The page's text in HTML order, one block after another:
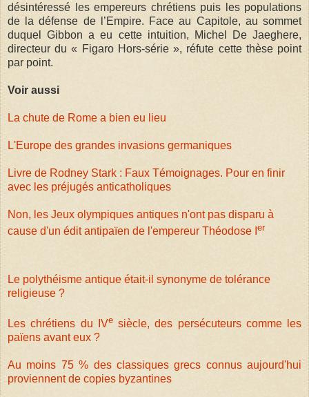
désintéressé les empereurs chrétiens puis les populations
de la défense de l’Empire. Face au Capitole, au sommet
duquel Gibbon a eu cette intuition, Michel De Jaeghere,
directeur du « Figaro Hors-série », réfute cette thèse point
par point.
Voir aussi
La chute de Rome a bien eu lieu
L'Europe des grandes invasions germaniques
Livre de Rodney Stark : Faux Témoignages. Pour en finir
avec les préjugés anticatholiques
Non, les Jeux olympiques antiques n'ont pas disparu à
cause d'un édit antipaïen de l'empereur Théodose I er
Le polythéisme antique était-il synonyme de tolérance
religieuse ?
Les chrétiens du IVesiècle, des persécuteurs comme les
païens avant eux ?
Au moins 75 % des classiques grecs connus aujourd'hui
proviennent de copies byzantines